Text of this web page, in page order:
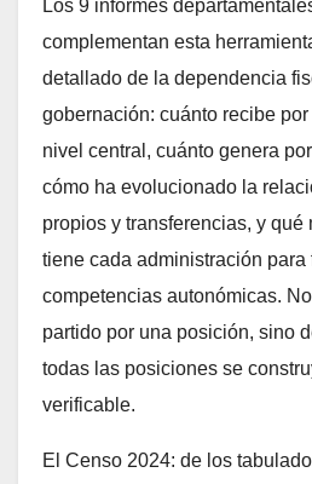
Los 9 informes
complementan esta
detallado de la dependencia
gobernación: cuánto recibe por
nivel central, cuánto genera
cómo ha evolucionado la
propios y transferencias, y qué
tiene cada administración para
competencias autonómicas.
partido por una posición, sino
todas las posiciones se
verificable.
El Censo 2024: de los